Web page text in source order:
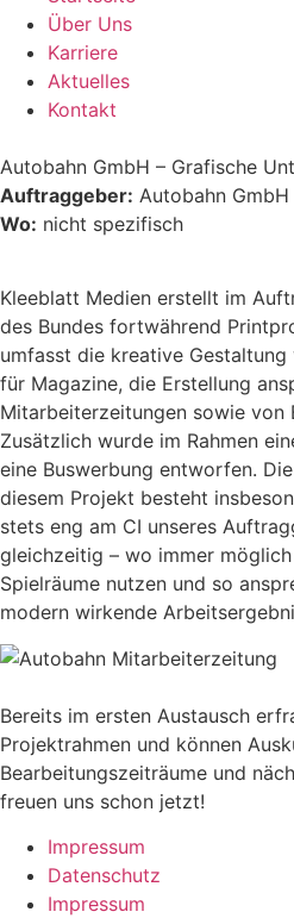
Über Uns
Karriere
Aktuelles
Kontakt
Autobahn GmbH – Grafische
Auftraggeber: Autobahn
Wo: nicht spezifisch
Kleeblatt Medien erstellt im
des Bundes fortwährend
umfasst die kreative
für Magazine, die Erstellung
Mitarbeiterzeitungen sowie von
Zusätzlich wurde im Rahmen
eine Buswerbung entworfen.
diesem Projekt besteht
stets eng am CI unseres
gleichzeitig – wo immer
Spielräume nutzen und so
modern wirkende
Bereits im ersten Austausch
Projektrahmen und können
Bearbeitungszeiträume und
freuen uns schon jetzt!
Impressum
Datenschutz
Impressum